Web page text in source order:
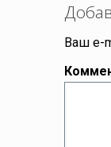
Ваш e-